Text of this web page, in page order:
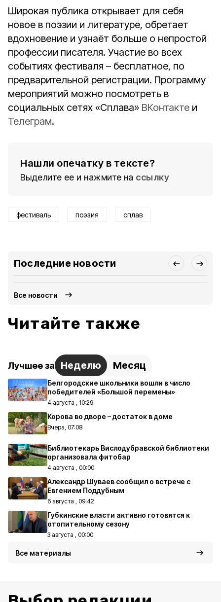
Широкая публика открывает для себя
новое в поэзии и литературе, обретает
вдохновение и узнаёт больше о непростой
профессии писателя. Участие во всех
событиях фестиваля – бесплатное, по
предварительной регистрации. Программу
мероприятий можно посмотреть в
социальных сетях «Сплава» ВКонтакте и
Телеграм.
Нашли опечатку в тексте?
Выделите ее и нажмите на ссылку
фестиваль поэзия сплав
Последние новости
Все новости
Читайте также
Лучшее за Неделю Месяц
Белгородские школьники вошли в число
победителей «Большой перемены»
4 августа , 10:29
Корова во дворе – достаток в доме
Вчера, 07:08
Библиотекарь Вислодубравской библиотеки
организовала фитобар
4 августа , 00:00
Александр Шуваев сообщил о встрече с
Евгением Поддубным
6 августа , 09:42
Губкинские власти активно готовятся к
отопительному сезону
3 августа , 00:00
Все материалы